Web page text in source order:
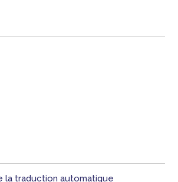
la traduction automatique